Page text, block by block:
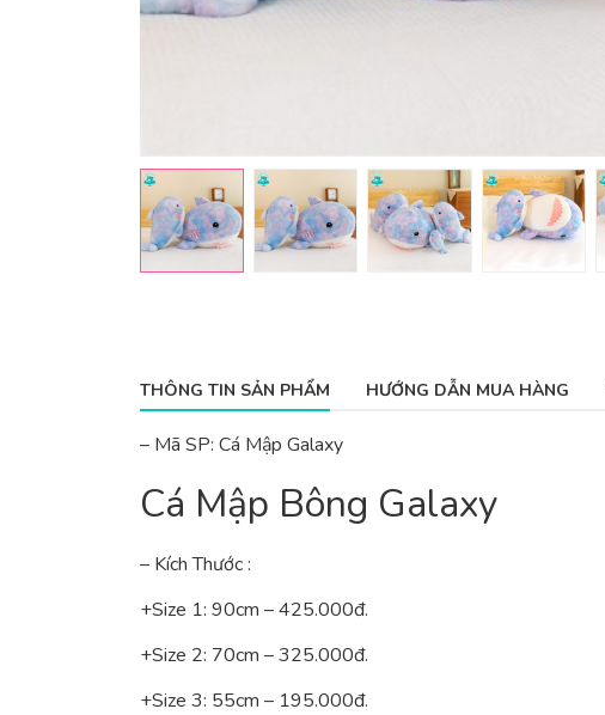
THÔNG TIN SẢN PHẨM HƯỚNG DẪN MUA HÀNG
– Mã SP: Cá Mập Galaxy
Cá Mập Bông Galaxy
– Kích Thước :
+Size 1: 90cm – 425.000đ.
+Size 2: 70cm – 325.000đ.
+Size 3: 55cm – 195.000đ.